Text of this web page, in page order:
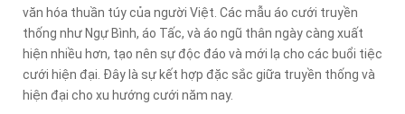
văn hóa thuần túy của người Việt. Các mẫu áo cưới truyền
thống như Ngự Bình, áo Tấc, và áo ngũ thân ngày càng xuất
hiện nhiều hơn, tạo nên sự độc đáo và mới lạ cho các buổi tiệc
cưới hiện đại. Đây là sự kết hợp đặc sắc giữa truyền thống và
hiện đại cho xu hướng cưới năm nay.